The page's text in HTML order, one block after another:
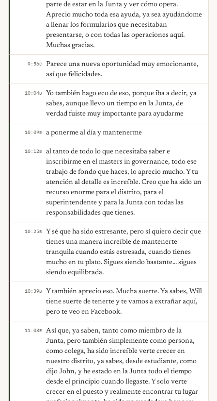
parte de estar en la Junta y ver cómo opera.
Aprecio mucho toda esa ayuda, ya sea ayudándome
a llenar los formularios que necesitaban
presentarse, o con todas las operaciones aquí.
Muchas gracias.
9:56C
Parece una nueva oportunidad muy emocionante,
así que felicidades.
10:04B
Yo también hago eco de eso, porque iba a decir, ya
sabes, aunque llevo un tiempo en la Junta, de
verdad fuiste muy importante para ayudarme
10:09E a ponerme al día y mantenerme
10:12B
al tanto de todo lo que necesitaba saber e
inscribirme en el masters in governance, todo ese
trabajo de fondo que haces, lo aprecio mucho. Y tu
atención al detalle es increíble. Creo que ha sido un
recurso enorme para el distrito, para el
superintendente y para la Junta con todas las
responsabilidades que tienes.
10:25B
Y sé que ha sido estresante, pero sí quiero decir que
tienes una manera increíble de mantenerte
tranquila cuando estás estresada, cuando tienes
mucho en tu plato. Sigues siendo bastante... sigues
siendo equilibrada.
10:39B
Y también aprecio eso. Mucha suerte. Ya sabes, Will
tiene suerte de tenerte y te vamos a extrañar aquí,
pero te veo en Facebook.
11:03E
Así que, ya saben, tanto como miembro de la
Junta, pero también simplemente como persona,
como colega, ha sido increíble verte crecer en
nuestro distrito, ya sabes, desde estudiante, como
dijo John, y he estado en la Junta todo el tiempo
desde el principio cuando llegaste. Y solo verte
crecer en el puesto y realmente encontrar tu lugar